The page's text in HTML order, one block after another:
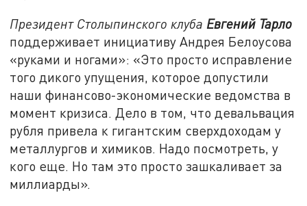
Президент Столыпинского клуба Евгений Тарло
поддерживает инициативу Андрея Белоусова
«руками и ногами»: «Это просто исправление
того дикого упущения, которое допустили
наши финансово-экономические ведомства в
момент кризиса. Дело в том, что девальвация
рубля привела к гигантским сверхдоходам у
металлургов и химиков. Надо посмотреть, у
кого еще. Но там это просто зашкаливает за
миллиарды».